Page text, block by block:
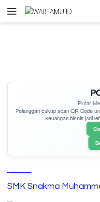
Langsung
Pintar
Pelanggan cukupscan QR Code
keuangan bisnis jadi
SMK Snakma